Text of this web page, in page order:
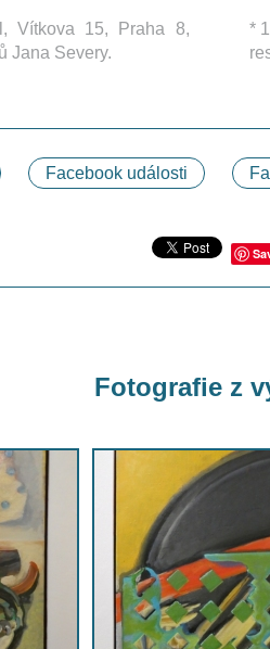
Vítkova 15, Praha 8,
Jana Severy.
*
Facebook události
Fotografie z